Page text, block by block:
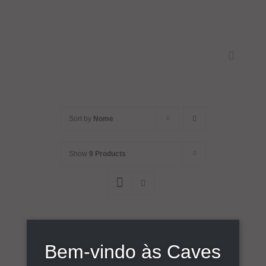
Contactos
Sort by Nome
Show 9 Products
Bem-vindo às Caves